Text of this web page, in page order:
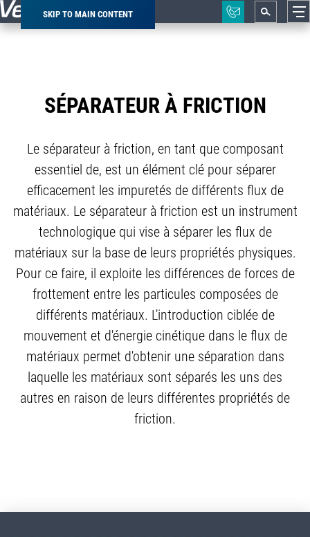
SKIP TO MAIN CONTENT
Breadcrumb
SÉPARATEUR À FRICTION
Le séparateur à friction, en tant que composant
essentiel de, est un élément clé pour séparer
efficacement les impuretés de différents flux de
matériaux. Le séparateur à friction est un instrument
technologique qui vise à séparer les flux de
matériaux sur la base de leurs propriétés physiques.
Pour ce faire, il exploite les différences de forces de
frottement entre les particules composées de
différents matériaux. L'introduction ciblée de
mouvement et d'énergie cinétique dans le flux de
matériaux permet d'obtenir une séparation dans
laquelle les matériaux sont séparés les uns des
autres en raison de leurs différentes propriétés de
friction.